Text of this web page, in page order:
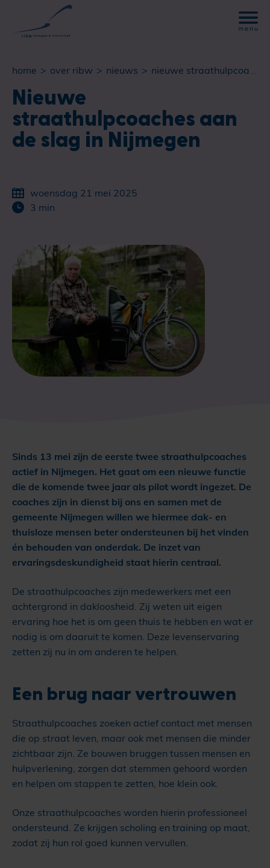
home over ribw nieuws nieuwe straathulpcoaches aan de slag in nijmegen
Nieuwe
straathulpcoaches aan
de slag in Nijmegen
woensdag 21 mei 2025
3 min
Sinds 13 mei zijn de eerste twee straathulpcoaches
actief in Nijmegen. Het gaat om een nieuwe functie
die de komende twee jaar als pilot wordt ingezet. De
coaches zijn in dienst bij ons en samen met de
gemeente Nijmegen willen we hiermee dak- en
thuisloze mensen beter ondersteunen bij het vinden
én behouden van onderdak. De inzet van
ervaringsdeskundigheid staat hierin centraal.
De straathulpcoaches zijn medewerkers met een
achtergrond in dakloosheid. Zij weten uit eigen
ervaring hoe het is om geen thuis te hebben en wat er
nodig is om daaruit te komen. Deze levenservaring
zetten zij nu in om anderen te helpen.
Een brug naar vertrouwen
Straathulpcoaches zoeken actief contact met mensen
die op straat leven, maar ook met mensen die minder
zichtbaar zijn. Ze bouwen bruggen tussen mensen en
hulpverlening, zorgen dat stemmen gehoord worden
en helpen om stappen te zetten, hoe klein ook.
Onze straathulpcoaches worden hierin professioneel
ondersteund. Ze krijgen scholing en training op maat,
zodat zij hun rol goed kunnen vervullen.